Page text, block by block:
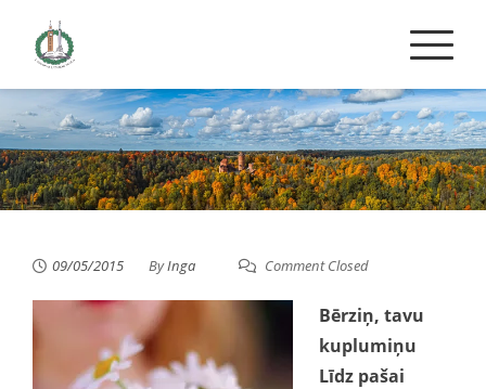
content
09/05/2015 ByInga Comment Closed
Bērziņ, tavu
kuplumiņu
Līdz pašai